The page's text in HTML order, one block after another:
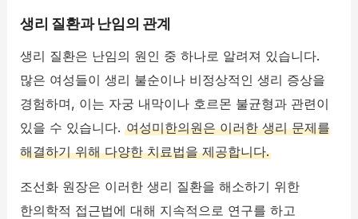
생리 질환과 난임의 관계
생리 질환은 난임의 원인 중 하나로 알려져 있습니다.
많은 여성들이 생리 불순이나 비정상적인 생리 증상을
경험하며, 이는 자궁 내막이나 호르몬 불균형과 관련이
있을 수 있습니다.여성미한의원은 이러한 생리 문제를
해결하기 위해 다양한 치료법을 제공합니다.
조선화 원장은 이러한 생리 질환을 해소하기 위한
한의학적 접근법에 대해 지속적으로 연구를 하고